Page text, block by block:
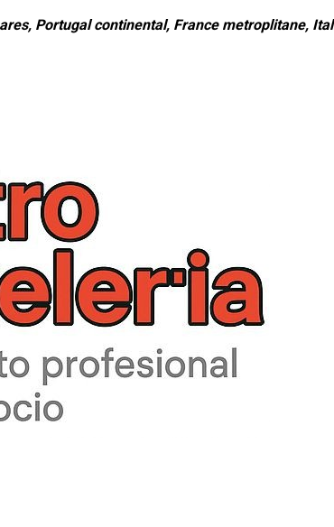
Portugal continental, France metroplitane,